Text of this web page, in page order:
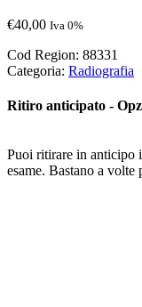
€40,00 Iva 0%
Cod Region: 88331
Categoria: Radiografia
Ritiro anticipato -
Puoi ritirare in anticipo
esame. Bastano a